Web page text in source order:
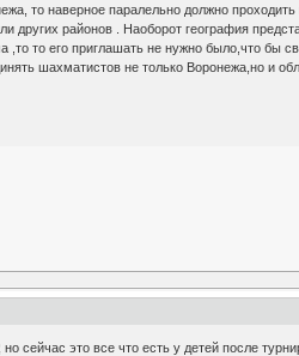
то наверное паралельно должно
районов . Наоборот география
,то то его приглашать не нужно было,что бы
шахматистов не только Воронежа,но и
сейчас это все что есть у детей после